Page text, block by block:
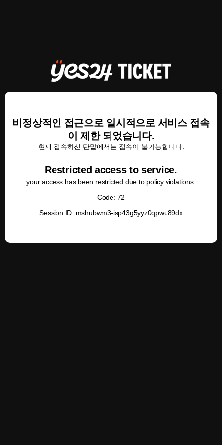
비정상적인 접근으로 일시적으로 서비스 접속
이 제한 되었습니다.
현재 접속하신 단말에서는 접속이 불가능합니다.
Restricted access to service.
your access has been restricted due to policy violations.
Code: 72
Session ID: mshubwm3-isp43g5yyz0qpwu89dx